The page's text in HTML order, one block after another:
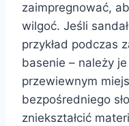
zaimpregnować,
wilgoć. Jeśli
przykład podczas
basenie – należy
przewiewnym
bezpośredniego
zniekształcić